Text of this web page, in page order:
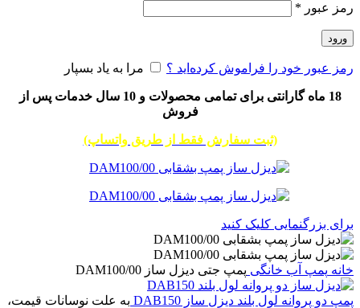
رمز عبور *
ورود
رمز عبور خود را فراموش کرده‌اید ؟ مرا به یاد بسپار
18 ماه گارانتی برای تمامی محصولات و 10 سال خدمات پس از
فروش
(ثبت سفارش فقط از طریق واتساپ)
برای بزرگنمایی کلیک کنید
خانه پمپ آب خانگی پمپ جتی دیزل ساز DAM100/00
پمپ دو پروانه لول بلند دیزل ساز DAB150
به علت نوسانات قیمت،